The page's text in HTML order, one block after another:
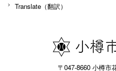
Translate（翻訳）
〒047-8660 小樽市